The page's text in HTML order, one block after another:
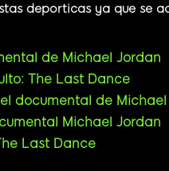
deporticas ya que se
de Michael Jordan
The Last Dance
documental de
Michael Jordan
Last Dance